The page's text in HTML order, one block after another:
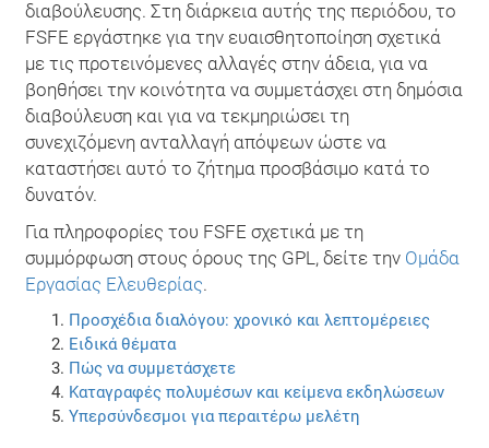
διαβούλευσης. Στη διάρκεια αυτής της περιόδου, το
FSFE εργάστηκε για την ευαισθητοποίηση σχετικά
με τις προτεινόμενες αλλαγές στην άδεια, για να
βοηθήσει την κοινότητα να συμμετάσχει στη δημόσια
διαβούλευση και για να τεκμηριώσει τη
συνεχιζόμενη ανταλλαγή απόψεων ώστε να
καταστήσει αυτό το ζήτημα προσβάσιμο κατά το
δυνατόν.
Για πληροφορίες του FSFE σχετικά με τη
συμμόρφωση στους όρους της GPL, δείτε την Ομάδα
Εργασίας Ελευθερίας.
Προσχέδια διαλόγου: χρονικό και λεπτομέρειες
Ειδικά θέματα
Πώς να συμμετάσχετε
Καταγραφές πολυμέσων και κείμενα εκδηλώσεων
Υπερσύνδεσμοι για περαιτέρω μελέτη